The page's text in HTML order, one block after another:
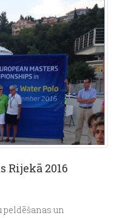
Rijekā 2016
peldēšanas un